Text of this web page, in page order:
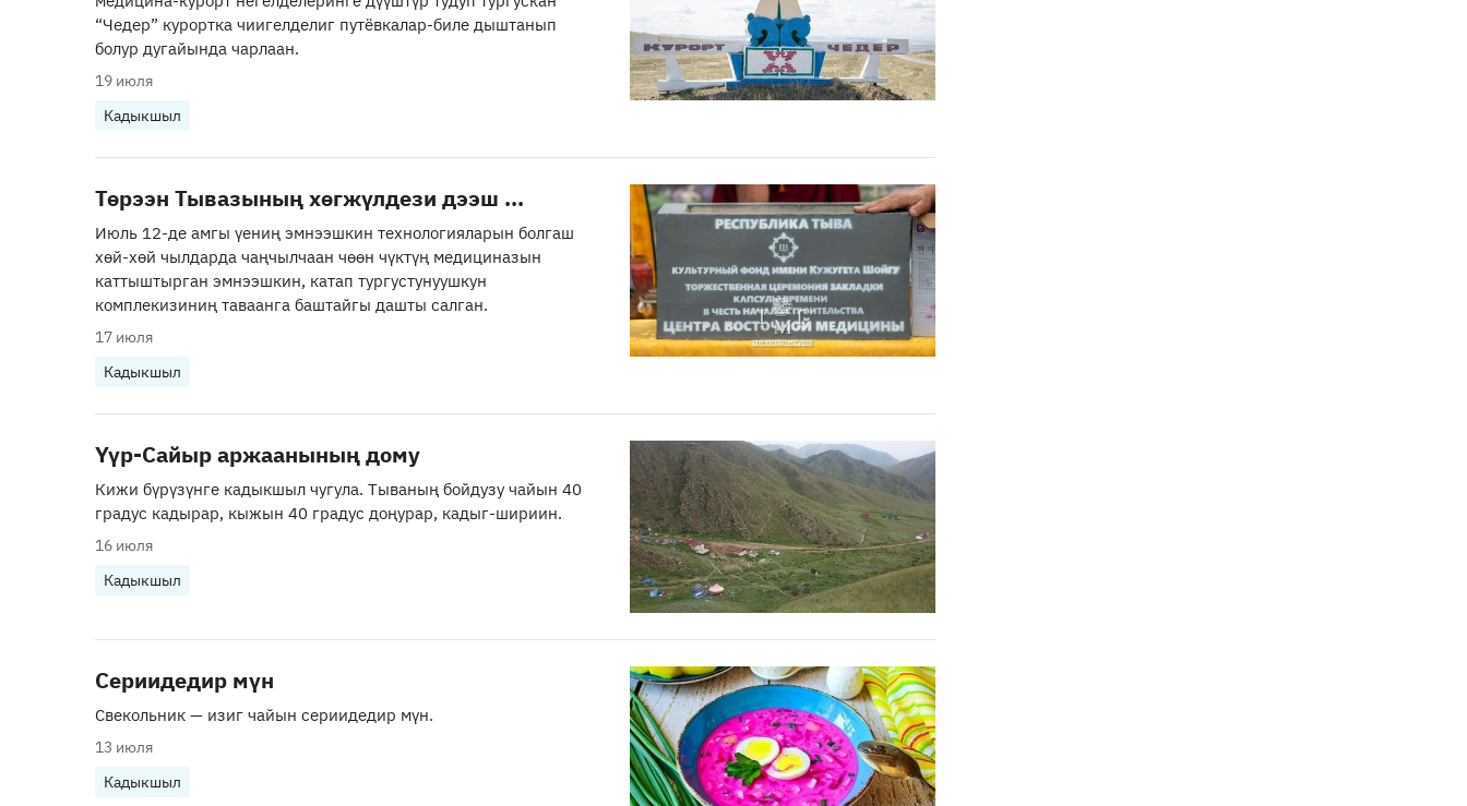
“Чедер” курортка чиигелделиг путёвкалар-биле дыштанып
болур дугайында чарлаан.
19 июля
Кадыкшыл
Төрээн Тывазының хөгжүлдези дээш ...
Июль 12-де амгы үениң эмнээшкин технологияларын болгаш
хөй-хөй чылдарда чаңчылчаан чөөн чүктүң медициназын
каттыштырган эмнээшкин, катап тургустунуушкун
комплекизиниң таваанга баштайгы дашты салган.
17 июля
Кадыкшыл
Үүр-Сайыр аржаанының дому
Кижи бүрүзүнге кадыкшыл чугула. Тываның бойдузу чайын 40
градус кадырар, кыжын 40 градус доңурар, кадыг-шириин.
16 июля
Кадыкшыл
Сериидедир мүн
Свекольник — изиг чайын сериидедир мүн.
13 июля
Кадыкшыл